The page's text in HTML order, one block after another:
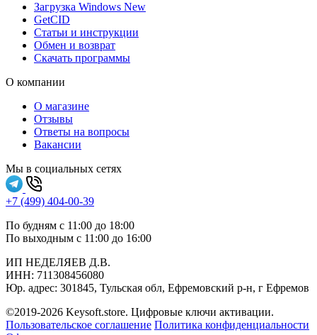
Загрузка Windows New
GetCID
Статьи и инструкции
Обмен и возврат
Скачать программы
О компании
О магазине
Отзывы
Ответы на вопросы
Вакансии
Мы в социальных сетях
+7 (499) 404-00-39
По будням с 11:00 до 18:00
По выходным с 11:00 до 16:00
ИП НЕДЕЛЯЕВ Д.В.
ИНН: 711308‍456080
Юр. адрес: 301845, Тульская обл, Ефремовский р-н, г Ефремов
©2019-2026 Keysoft.store. Цифровые ключи активации.
Пользовательское соглашение Политика конфиденциальности